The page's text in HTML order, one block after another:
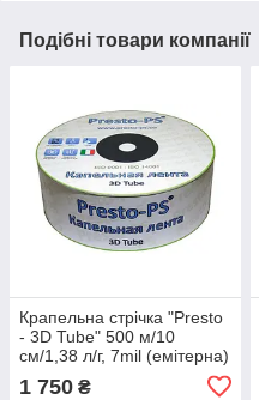
Подібні товари компанії
Крапельна стрічка "Presto
- 3D Tube" 500 м/10
см/1,38 л/г, 7mil (емітерна)
1 750 ₴